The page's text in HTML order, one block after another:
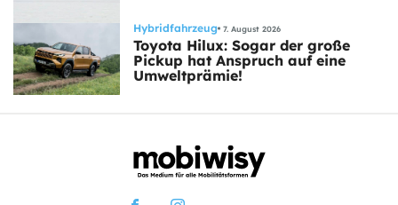
Hybridfahrzeug 7. August 2026
Toyota Hilux: Sogar der große
Pickup hat Anspruch auf eine
Umweltprämie!